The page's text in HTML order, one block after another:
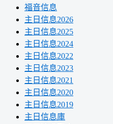
福音信息
主日信息2026
主日信息2025
主日信息2024
主日信息2022
主日信息2023
主日信息2021
主日信息2020
主日信息2019
主日信息庫